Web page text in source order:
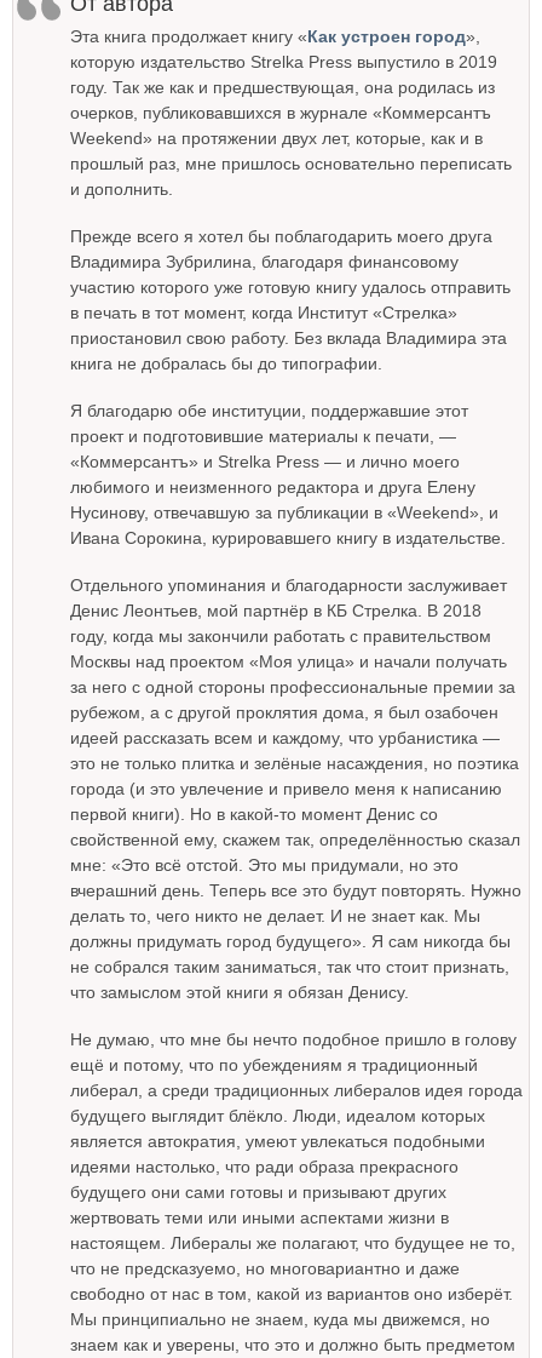
Эта книга продолжает книгу «Как устроен город»,
которую издательство Strelka Press выпустило в 2019
году. Так же как и предшествующая, она родилась из
очерков, публиковавшихся в журнале «Коммерсантъ
Weekend» на протяжении двух лет, которые, как и в
прошлый раз, мне пришлось основательно переписать
и дополнить.
Прежде всего я хотел бы поблагодарить моего друга
Владимира Зубрилина, благодаря финансовому
участию которого уже готовую книгу удалось отправить
в печать в тот момент, когда Институт «Стрелка»
приостановил свою работу. Без вклада Владимира эта
книга не добралась бы до типографии.
Я благодарю обе институции, поддержавшие этот
проект и подготовившие материалы к печати, —
«Коммерсантъ» и Strelka Press — и лично моего
любимого и неизменного редактора и друга Елену
Нусинову, отвечавшую за публикации в «Weekend», и
Ивана Сорокина, курировавшего книгу в издательстве.
Отдельного упоминания и благодарности заслуживает
Денис Леонтьев, мой партнёр в КБ Стрелка. В 2018
году, когда мы закончили работать с правительством
Москвы над проектом «Моя улица» и начали получать
за него с одной стороны профессиональные премии за
рубежом, а с другой проклятия дома, я был озабочен
идеей рассказать всем и каждому, что урбанистика —
это не только плитка и зелёные насаждения, но поэтика
города (и это увлечение и привело меня к написанию
первой книги). Но в какой-то момент Денис со
свойственной ему, скажем так, определённостью сказал
мне: «Это всё отстой. Это мы придумали, но это
вчерашний день. Теперь все это будут повторять. Нужно
делать то, чего никто не делает. И не знает как. Мы
должны придумать город будущего». Я сам никогда бы
не собрался таким заниматься, так что стоит признать,
что замыслом этой книги я обязан Денису.
Не думаю, что мне бы нечто подобное пришло в голову
ещё и потому, что по убеждениям я традиционный
либерал, а среди традиционных либералов идея города
будущего выглядит блёкло. Люди, идеалом которых
является автократия, умеют увлекаться подобными
идеями настолько, что ради образа прекрасного
будущего они сами готовы и призывают других
жертвовать теми или иными аспектами жизни в
настоящем. Либералы же полагают, что будущее не то,
что не предсказуемо, но многовариантно и даже
свободно от нас в том, какой из вариантов оно изберёт.
Мы принципиально не знаем, куда мы движемся, но
знаем как и уверены, что это и должно быть предметом